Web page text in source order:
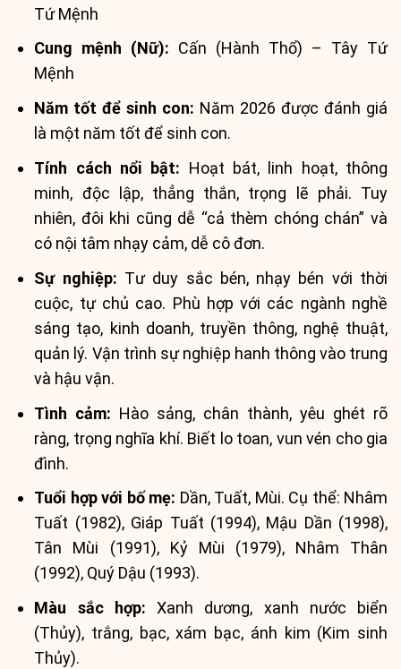
Tứ Mệnh
Cung mệnh (Nữ): Cấn (Hành Thổ) – Tây Tứ
Mệnh
Năm tốt để sinh con: Năm 2026 được đánh giá
là một năm tốt để sinh con.
Tính cách nổi bật: Hoạt bát, linh hoạt, thông
minh, độc lập, thẳng thắn, trọng lẽ phải. Tuy
nhiên, đôi khi cũng dễ “cả thèm chóng chán” và
có nội tâm nhạy cảm, dễ cô đơn.
Sự nghiệp: Tư duy sắc bén, nhạy bén với thời
cuộc, tự chủ cao. Phù hợp với các ngành nghề
sáng tạo, kinh doanh, truyền thông, nghệ thuật,
quản lý. Vận trình sự nghiệp hanh thông vào trung
và hậu vận.
Tình cảm: Hào sảng, chân thành, yêu ghét rõ
ràng, trọng nghĩa khí. Biết lo toan, vun vén cho gia
đình.
Tuổi hợp với bố mẹ: Dần, Tuất, Mùi. Cụ thể: Nhâm
Tuất (1982), Giáp Tuất (1994), Mậu Dần (1998),
Tân Mùi (1991), Kỷ Mùi (1979), Nhâm Thân
(1992), Quý Dậu (1993).
Màu sắc hợp: Xanh dương, xanh nước biển
(Thủy), trắng, bạc, xám bạc, ánh kim (Kim sinh
Thủy).